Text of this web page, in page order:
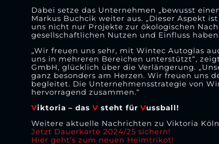
Dabei setze das Unternehmen „bewusst
Markus Buchcik weiter aus. „Dieser Aspekt
uns nicht nur Projekte zur ökologischen
gesellschaftlichen Nutzen und Einfluss
„Wir freuen uns sehr, mit Wintec Autoglas
uns in mehreren Bereichen unterstützt“,
GmbH, glücklich über die Verlängerung.
ganz besonders am Herzen. Wir freuen uns
begleitet. Die Unternehmensstrategie von
hervorragend zusammen.“
Viktoria – das Vsteht für Vussball!
Weitere aktuelle Nachrichten zu Viktoria
Jetzt Dauerkarte 2024/25 sichern!
Hier geht’s zum neuen Heimtrikot!